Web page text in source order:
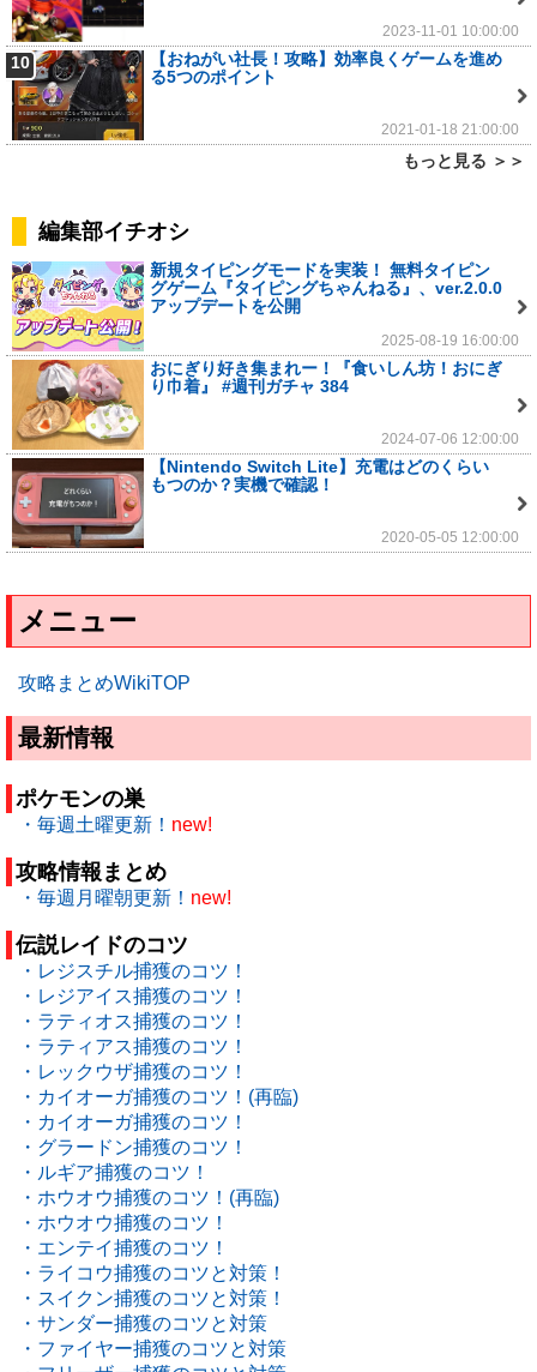
2023-11-01 10:00:00
10
【おねがい社長！攻略】効率良くゲームを進め
る5つのポイント
2021-01-18 21:00:00
もっと見る ＞＞
編集部イチオシ
新規タイピングモードを実装！ 無料タイピン
グゲーム『タイピングちゃんねる』、ver.2.0.0
アップデートを公開
2025-08-19 16:00:00
おにぎり好き集まれー！『食いしん坊！おにぎ
り巾着』 #週刊ガチャ 384
2024-07-06 12:00:00
【Nintendo Switch Lite】充電はどのくらい
もつのか？実機で確認！
2020-05-05 12:00:00
メニュー
攻略まとめWikiTOP
最新情報
ポケモンの巣
・毎週土曜更新！ new!
攻略情報まとめ
・毎週月曜朝更新！ new!
伝説レイドのコツ
・レジスチル捕獲のコツ！
・レジアイス捕獲のコツ！
・ラティオス捕獲のコツ！
・ラティアス捕獲のコツ！
・レックウザ捕獲のコツ！
・カイオーガ捕獲のコツ！(再臨)
・カイオーガ捕獲のコツ！
・グラードン捕獲のコツ！
・ルギア捕獲のコツ！
・ホウオウ捕獲のコツ！(再臨)
・ホウオウ捕獲のコツ！
・エンテイ捕獲のコツ！
・ライコウ捕獲のコツと対策！
・スイクン捕獲のコツと対策！
・サンダー捕獲のコツと対策
・ファイヤー捕獲のコツと対策